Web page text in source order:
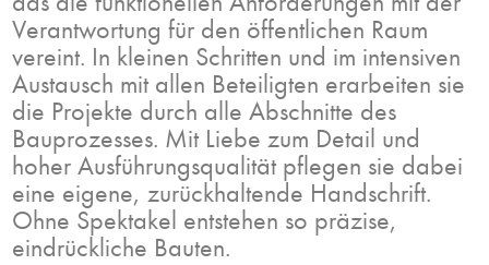
Verantwortung für den öffentlichen Raum
vereint. In kleinen Schritten und im intensiven
Austausch mit allen Beteiligten erarbeiten sie
die Projekte durch alle Abschnitte des
Bauprozesses. Mit Liebe zum Detail und
hoher Ausführungsqualität pflegen sie dabei
eine eigene, zurückhaltende Handschrift.
Ohne Spektakel entstehen so präzise,
eindrückliche Bauten.